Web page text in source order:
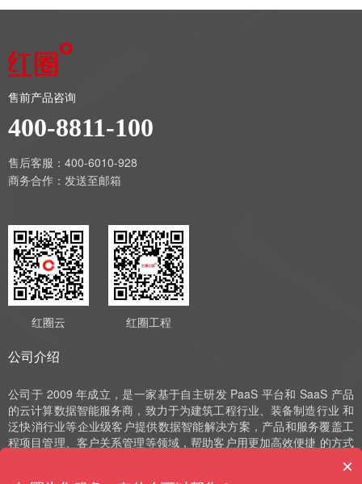
售前产品咨询
400-8811-100
售后客服：400-6010-928
商务合作： 发送至邮箱
红圈云 红圈工程
公司介绍
公司于 2009 年成立，是一家基于自主研发 PaaS 平台和 SaaS 产品
的云计算数据智能服务商，致力于为建筑工程行业、装备制造行业 和
泛快消行业等企业级客户提供数据智能解决方案，产品和服务覆盖工
程项目管理、客户关系管理等领域，帮助客户用更加高效便捷 的方式
自主研发作为发展的驱动力，并获评国家高新技术企业、中 关村高新
×